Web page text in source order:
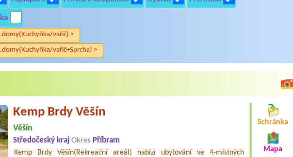
vařič) >
vařič+Sprcha) >
Kemp Brdy Věšín
Věšín
Středočeský krajOkres Příbram
Kemp Brdy Věšín(Rekreační areál) nabízí ubytování ve 4-místných
Schránka
Mapa